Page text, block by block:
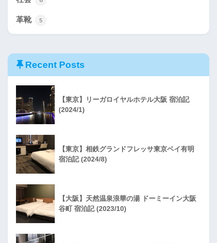
革靴 5
Recent Posts
【東京】リーガロイヤルホテル大阪 宿泊記
(2024/1)
【東京】相鉄グランドフレッサ東京ベイ有明
宿泊記 (2024/8)
【大阪】天然温泉浪華の湯 ドーミーイン大阪
谷町 宿泊記 (2023/10)